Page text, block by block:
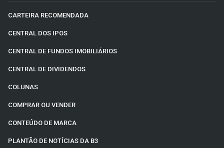
CARTEIRA RECOMENDADA
CENTRAL DOS IPOS
CENTRAL DE FUNDOS IMOBILIÁRIOS
CENTRAL DE DIVIDENDOS
COLUNAS
COMPRAR OU VENDER
CONTEÚDO DE MARCA
PLANTÃO DE NOTÍCIAS DA B3